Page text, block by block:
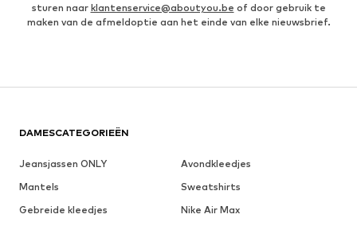
sturen naar klantenservice@aboutyou.be of door gebruik te
maken van de afmeldoptie aan het einde van elke nieuwsbrief.
DAMESCATEGORIEËN
Jeansjassen ONLY
Avondkleedjes
Mantels
Sweatshirts
Gebreide kleedjes
Nike Air Max